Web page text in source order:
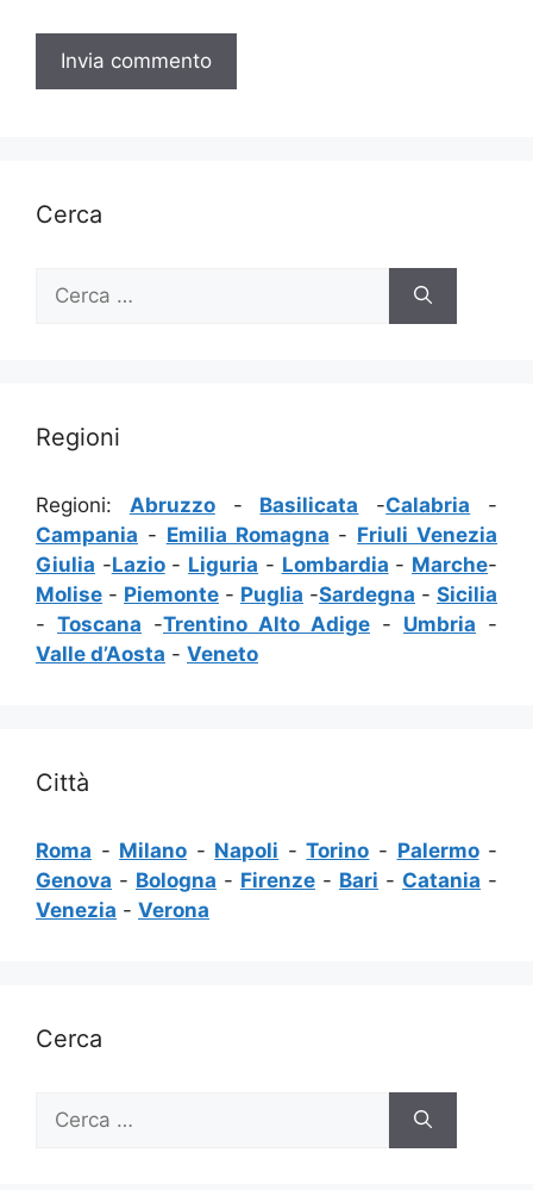
Cerca
per:
Regioni
Regioni: Abruzzo- Basilicata -Calabria -
Campania - Emilia Romagna - Friuli Venezia
Giulia -Lazio- Liguria - Lombardia - Marche-
Molise - Piemonte - Puglia -Sardegna - Sicilia
- Toscana -Trentino Alto Adige - Umbria -
Valle d’Aosta - Veneto
Città
Roma - Milano - Napoli -Torino - Palermo-
Genova - Bologna - Firenze - Bari - Catania -
Venezia - Verona
Cerca
per: